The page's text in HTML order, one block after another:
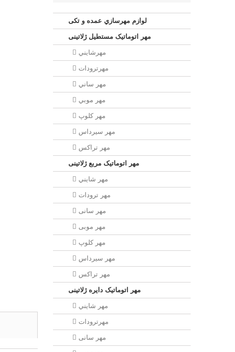
لوازم مهرسازي عمده و تکی
مهر اتوماتیک مستطيل ژلاتینی
مهرشايني
مهرترودات
مهر ساني
مهر موبي
مهر كلوپ
مهر سيرداس
مهر تراکس
مهر اتوماتیک مربع ژلاتینی
مهر شايني
مهر ترودات
مهر سانی
مهر موبی
مهر كلوپ
مهر سيرداس
مهر تراکس
مهر اتوماتیک دايره ژلاتینی
مهر شايني
مهرترودات
مهر سانی